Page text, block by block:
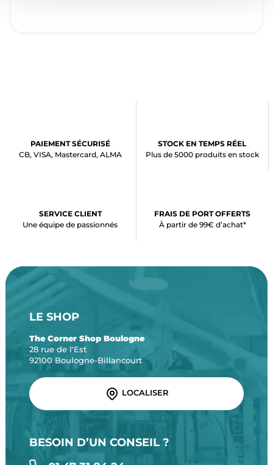
PAIEMENT SÉCURISÉ
CB, VISA, Mastercard, ALMA
STOCK EN TEMPS RÉEL
Plus de 5000 produits en stock
SERVICE CLIENT
Une équipe de passionnés
FRAIS DE PORT OFFERTS
À partir de 99€ d’achat*
LE SHOP
The Corner Shop Boulogne
28 rue de l'Est
92100 Boulogne-Billancourt
LOCALISER
BESOIN D’UN CONSEIL ?